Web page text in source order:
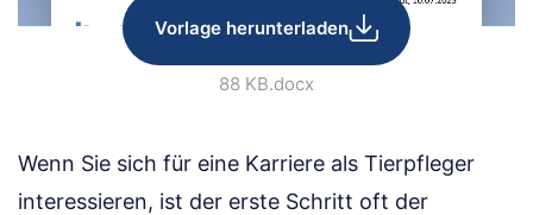
Vorlage herunterladen
88 KB.docx
Wenn Sie sich für eine Karriere als Tierpfleger
interessieren, ist der erste Schritt oft der